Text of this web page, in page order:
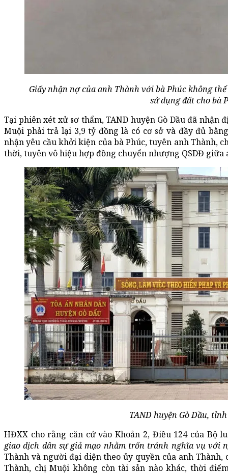
Giấy nhận nợ của anh Thành với bà Phúc không
sử dụng đất cho bà
Tại phiên xét xử sơ thẩm, TAND huyện Gò Dầu đã nhận
Muội phải trả lại 3,9 tỷ đồng là có cơ sở và đầy đủ
nhận yêu cầu khởi kiện của bà Phúc, tuyên anh Thành,
thời, tuyên vô hiệu hợp đồng chuyển nhượng QSDĐ giữa
TAND huyện Gò Dầu,
HĐXX cho rằng căn cứ vào Khoản 2, Điều 124 của Bộ
giao dịch dân sự giả mạo nhằm trốn tránh nghĩa vụ với
Thành và người đại diện theo ủy quyền của anh
Thành, chị Muội không còn tài sản nào khác, thời